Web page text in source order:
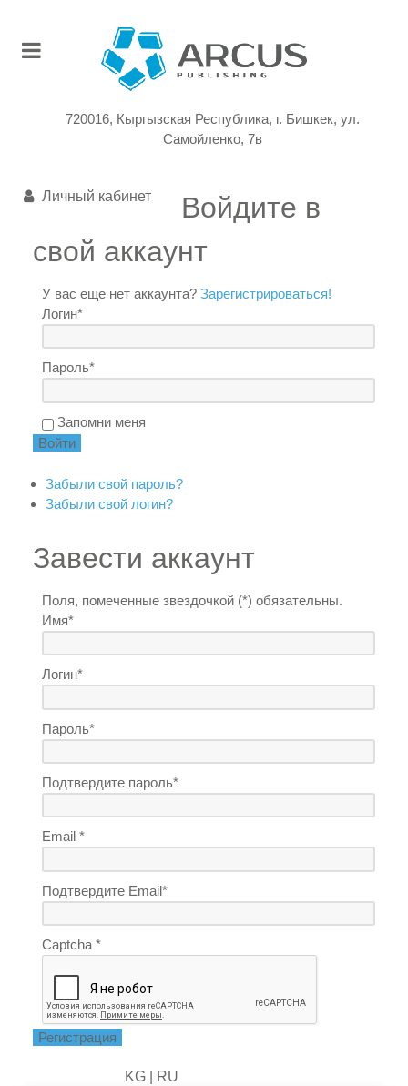
720016, Кыргызская Республика, г. Бишкек, ул.
Самойленко, 7в
Личный кабинет
Войдите в
свой аккаунт
У вас еще нет аккаунта?Зарегистрироваться!
Логин*
Пароль*
Запомни меня
Забыли свой пароль?
Забыли свой логин?
Завести аккаунт
Поля, помеченные звездочкой (*) обязательны.
Имя*
Логин*
Пароль*
Подтвердите пароль*
Email *
Подтвердите Email*
Captcha *
Регистрация
KG | RU